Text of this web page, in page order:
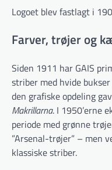
Logoet blev fastlagt i
Farver, trøjer og
Siden 1911 har GAIS
striber med hvide
den grafiske opdeling
Makrillarna. I 1950’erne
periode med grønne
”Arsenal-trøjer” – men
klassiske striber.